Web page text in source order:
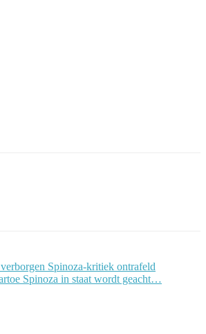
Spinoza-kritiek ontrafeld
Spinoza in staat wordt geacht…